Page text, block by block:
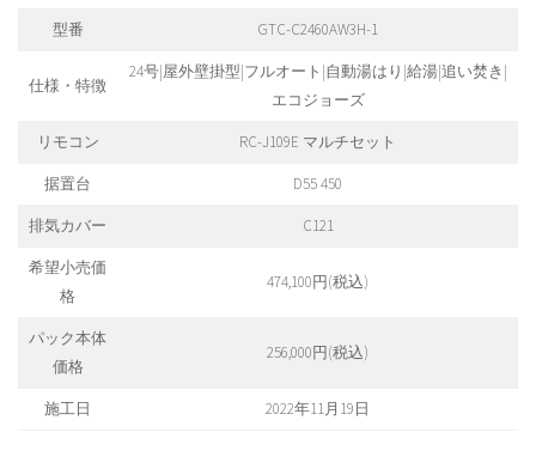
型番 GTC-C2460AW3H-1
仕様・特徴
24号|屋外壁掛型|フルオート|自動湯はり|給湯|追い焚き|
エコジョーズ
リモコン RC-J109E マルチセット
据置台 D55 450
排気カバー C121
希望小売価
格
474,100円(税込)
パック本体
価格
256,000円(税込)
施工日 2022年11月19日